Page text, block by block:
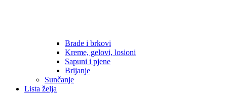
Brade i brkovi
Kreme, gelovi, losioni
Sapuni i pjene
Brijanje
Sunčanje
Lista želja